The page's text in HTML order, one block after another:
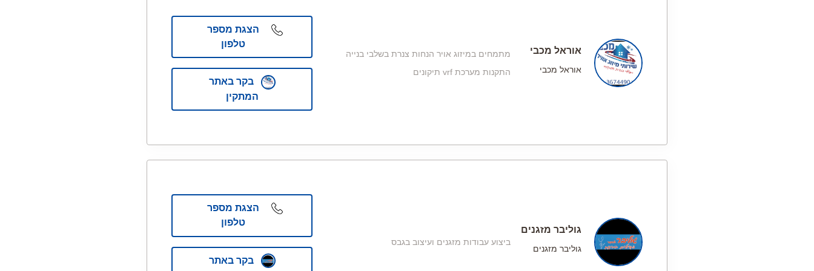
אוראל מכבי
אוראל מכבי
מתמחים במיזוג אויר הנחות צנרת בשלבי בנייה
התקנות מערכת vrf תיקונים
הצגת מספר
טלפון
בקר באתר
המתקין
גוליבר מזגנים
גוליבר מזגנים
ביצוע עבודות מזגנים ועיצוב בגבס
הצגת מספר
טלפון
בקר באתר